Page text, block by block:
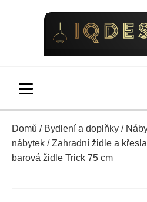
Domů / Bydlení a doplňky /
nábytek /Zahradní židle a křesla
barová židle Trick 75 cm